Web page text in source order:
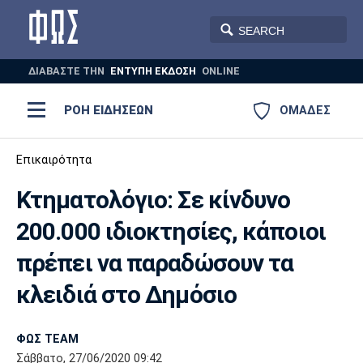
ΔΙΑΒΑΣΤΕ THN ΕΝΤΥΠΗ ΕΚΔΟΣΗ ONLINE
ΟΜΑΔΕΣ
ΡΟΗ ΕΙΔΗΣΕΩΝ
ΠΟΔΟΣΦΑΙΡΟ
ΠΟΛΟ
AUTO-MOTO PLUS
Ποδόσφαιρο
Super League 1
Super League 2
Γ Εθνική
Μπάσκετ
Ελλάδα
Εθνική
Ολυμπιακοί Αγώνες
Βόλεϊ
Ολυμπιακός ΑΕΚ ΠΑΟΚ
Επικαιρότητα
Κτηματολόγιο: Σε κίνδυνο
200.000 ιδιοκτησίες, κάποιοι
πρέπει να παραδώσουν τα
κλειδιά στο Δημόσιο
ΦΩΣ TEAM
Σάββατο, 27/06/2020 09:42